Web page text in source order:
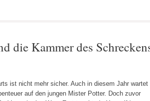
die Kammer des
ist nicht mehr sicher. Auch in diesem Jahr wartet
auf den jungen Mister Potter. Doch zuvor